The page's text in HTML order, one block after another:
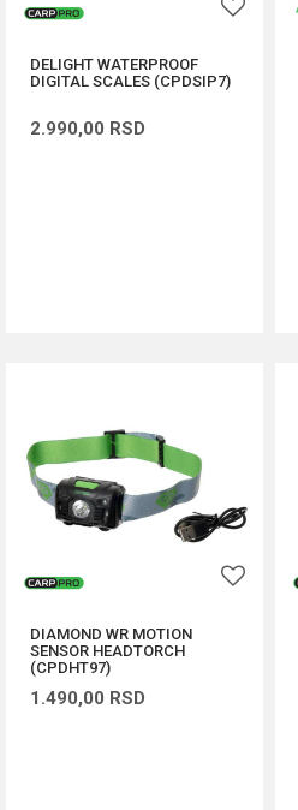
DELIGHT WATERPROOF
DIGITAL SCALES (CPDSIP7)
2.990,00 RSD
DIAMOND WR MOTION
SENSOR HEADTORCH
(CPDHT97)
1.490,00 RSD